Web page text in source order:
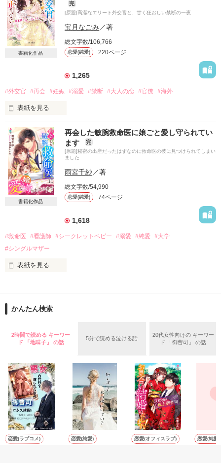
ひな鳥のように彼の後ばかり追い続けてきた。
旧財閥家の彼の妻に相応しくなれるよう、
努力も重ねてきた。
結婚するまでは、貞操を守るのが当然。
それほど真面目に彼だけを思い続けてきたのに――。
結婚式直前に、彼の浮気が発覚！？
式を挙げた直後、三カ月後に離婚する約束を交わすけれ
ど……。
＊
そんなに甘い声を出していいのか？」
約束の日を迎えるまで、ずっと」
必死で愛を取り戻そうとする夫に、
振り回されまくりです……！
作品を読む
書籍化作品
完
[原題]高潔なエリート外交官と、甘く狂おしい禁断の一夜
宝月なごみ／著
総文字数/106,766
恋愛(純愛) 220ページ
1,265
#外交官 #再会 #妊娠 #溺愛 #禁断 #大人の恋 #官僚 #海外
表紙を見る
スペインでの憂鬱な一人旅の最中
八年前から会うことを禁じられていた相手と
偶然に再会した。
夢を叶えて外交官になっていた彼は、
政略結婚から逃れたい私のために
恋人のフリを演じてくれることになったけれど――。
考えただけで耐えられない」
強く惹かれ合った私たちは、
両家の確執
二人を隔てる距離
情熱の国で芽生えた私たちの恋は
明るい未来を掴める…？
2023.3.1　完結＆公開
書籍化作品
再会した敏腕救命医に娘ごと愛し守られてい
ます
完
[原題]秘密の出産だったはずなのに救命医の彼に見つけられてしまい
ました
雨宮千紗／著
総文字数/54,990
恋愛(純愛) 74ページ
1,618
#救命医 #看護師 #シークレットベビー #溺愛 #純愛 #大学
#シングルマザー
表紙を見る
良（さら）を育てながら働くシングルマザー。
竹中　斗真（たけなか　とうま）29歳　救命医。医師になり5
2人は大学で知り合い、お互い惹かれ合うようになった。学生
お互いの仕事に理解があるはずだったが溝が深まり、自然消滅
してしまった。
2023.2.17  完結
2024.5.16マカロン文庫様より発売されました。内容はブラッ
シュアップされ、番外編も入っております。
かんたん検索
2時間で読める キーワー
ド 「地味子」 の話
5分で読める泣ける話
20代女性向けの キーワー
ド 「御曹司」 の話
恋愛(ラブコメ) 恋愛(純愛) 恋愛(オフィスラブ) 恋愛(純愛)